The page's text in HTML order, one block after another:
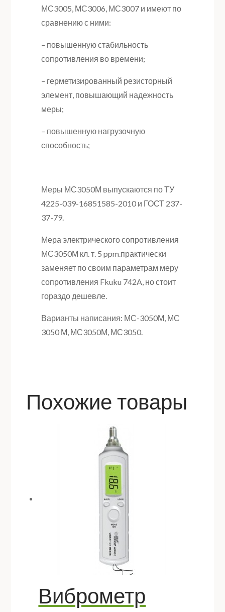
МС3005, МС3006, МС3007 и имеют по
сравнению с ними:
– повышенную стабильность
сопротивления во времени;
– герметизированный резисторный
элемент, повышающий надежность
меры;
– повышенную нагрузочную
способность;
Меры МС3050М выпускаются по ТУ
4225-039-16851585-2010 и ГОСТ 237-
37-79.
Мера электрического сопротивления
МС3050М кл. т. 5 ppm.практически
заменяет по своим параметрам меру
сопротивления Fkuku 742A, но стоит
гораздо дешевле.
Варианты написания: МС-3050М, МС
3050 М, МС3050М, МС3050.
Похожие товары
Виброметр